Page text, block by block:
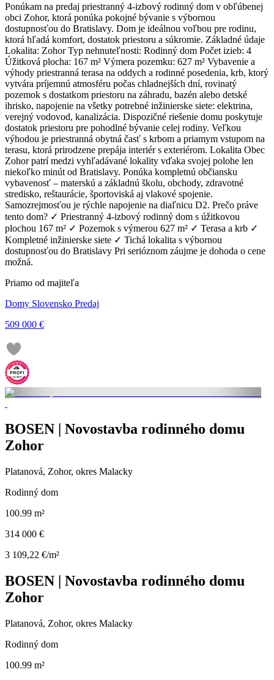
Ponúkam na predaj priestranný 4-izbový rodinný dom v obľúbenej
obci Zohor, ktorá ponúka pokojné bývanie s výbornou
dostupnosťou do Bratislavy. Dom je ideálnou voľbou pre rodinu,
ktorá hľadá komfort, dostatok priestoru a súkromie. Základné údaje
Lokalita: Zohor Typ nehnuteľnosti: Rodinný dom Počet izieb: 4
Úžitková plocha: 167 m² Výmera pozemku: 627 m² Vybavenie a
výhody priestranná terasa na oddych a rodinné posedenia, krb, ktorý
vytvára príjemnú atmosféru počas chladnejších dní, rovinatý
pozemok s dostatkom priestoru na záhradu, bazén alebo detské
ihrisko, napojenie na všetky potrebné inžinierske siete: elektrina,
verejný vodovod, kanalizácia. Dispozičné riešenie domu poskytuje
dostatok priestoru pre pohodlné bývanie celej rodiny. Veľkou
výhodou je priestranná obytná časť s krbom a priamym vstupom na
terasu, ktorá prirodzene prepája interiér s exteriérom. Lokalita Obec
Zohor patrí medzi vyhľadávané lokality vďaka svojej polohe len
niekoľko minút od Bratislavy. Ponúka kompletnú občiansku
vybavenosť – materskú a základnú školu, obchody, zdravotné
stredisko, reštaurácie, športoviská aj vlakové spojenie.
Samozrejmosťou je rýchle napojenie na diaľnicu D2. Prečo práve
tento dom? ✓ Priestranný 4-izbový rodinný dom s úžitkovou
plochou 167 m² ✓ Pozemok s výmerou 627 m² ✓ Terasa a krb ✓
Kompletné inžinierske siete ✓ Tichá lokalita s výbornou
dostupnosťou do Bratislavy Pri serióznom záujme je dohoda o cene
možná.
Priamo od majiteľa
Domy Slovensko Predaj
509 000 €
BOSEN | Novostavba rodinného domu
Zohor
Platanová, Zohor, okres Malacky
Rodinný dom
100.99 m²
314 000 €
3 109,22 €/m²
BOSEN | Novostavba rodinného domu
Zohor
Platanová, Zohor, okres Malacky
Rodinný dom
100.99 m²